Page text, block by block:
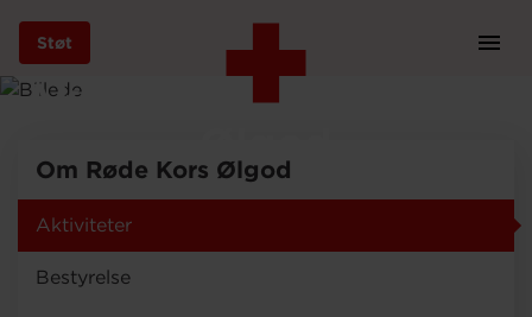
Gå
Støt
Støt
Aktiviteter i Røde Kors
Om Røde Kors Ølgod
Aktiviteter
Bestyrelse